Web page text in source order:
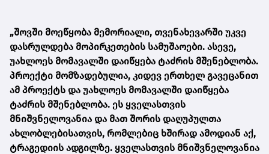
„შოვში მოეწყობა მემორიალი, თვენახევარში უკვე
დასრულდება მოპირკეთების სამუშაოები. ასევე,
უახლოეს მომავალში დაიწყება ტაძრის მშენებლობა.
პროექტი მომზადებულია, კიდევ ერთხელ გავეცანით
ამ პროექტს და უახლოეს მომავალში დაიწყება
ტაძრის მშენებლობა. ეს ყველასთვის
მნიშვნელოვანია და მათ შორის დაღუპულთა
ახლობლებისათვის, რომლებიც ხშირად ამოდიან აქ,
ტრაგედიის ადგილზე. ყველასთვის მნიშვნელოვანია